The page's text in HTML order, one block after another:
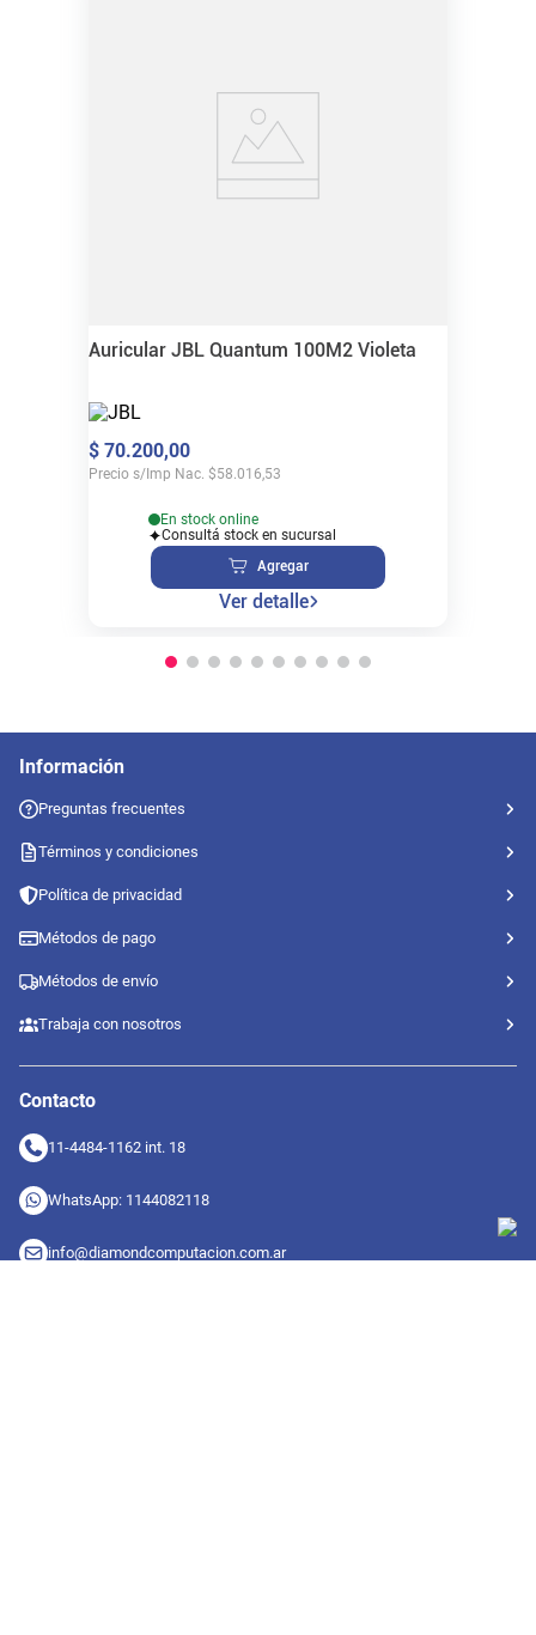
Auricular JBL Quantum 100M2 Violeta
$ 70.200,00
Precio s/Imp Nac. $58.016,53
En stock online
Consultá stock en sucursal
Agregar
Ver detalle
Información
Preguntas frecuentes
Términos y condiciones
Política de privacidad
Métodos de pago
Métodos de envío
Trabaja con nosotros
Contacto
11-4484-1162 int. 18
WhatsApp: 1144082118
info@diamondcomputacion.com.ar